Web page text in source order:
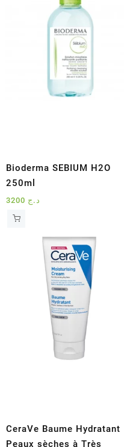
Bioderma SEBIUM H2O
250ml
د.ج
CeraVe Baume Hydratant
Peaux sèches à Très